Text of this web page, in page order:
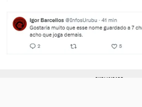
PUBLICIDADE